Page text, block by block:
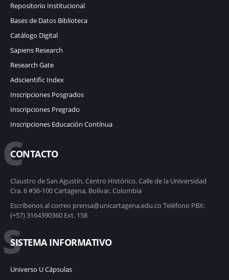
Repositorio Institucional
Bases de Datos Biblioteca
Catálogo Digital
Sapiens Research
Research Gate
Adscientific Index
Inscripciones Posgrados
Inscripciones Pregrado
Inscripciones Educación Contínua
C
CONTACTO
Claustro de San Agustín, Centro Histórico, Calle de la Universidad
Cra. 6 #36-100 Cartagena, Bolívar, Colombia
Escríbenos al correo prensa@unicartagena.edu.co Teléfono PBX:
(+57) 3164390360 Ext. 158
S
SISTEMA INFORMATIVO
Universo U Cápsulas